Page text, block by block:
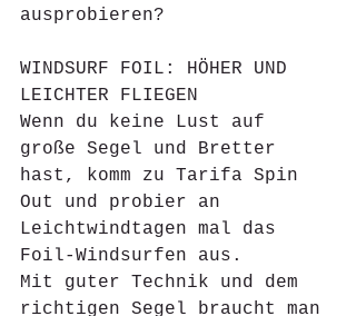
ausprobieren?
WINDSURF FOIL: HÖHER UND
LEICHTER FLIEGEN
Wenn du keine Lust auf
große Segel und Bretter
hast, komm zu Tarifa Spin
Out und probier an
Leichtwindtagen mal das
Foil-Windsurfen aus.
Mit guter Technik und dem
richtigen Segel braucht man